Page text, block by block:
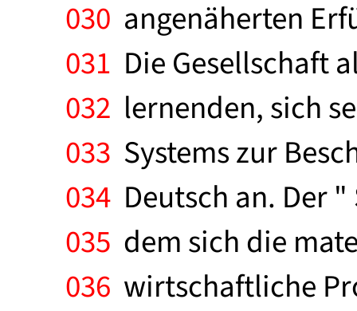
030 angenäherten
031 Die Gesellschaft
032 lernenden, sich
033 Systems zur
034 Deutsch an. Der
035 dem sich die
036 wirtschaftliche